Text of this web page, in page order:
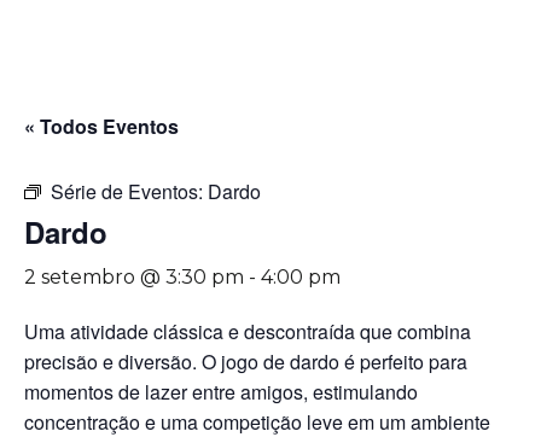
« Todos Eventos
Série de Eventos: Dardo
Dardo
2 setembro @ 3:30 pm - 4:00 pm
Uma atividade clássica e descontraída que combina
precisão e diversão. O jogo de dardo é perfeito para
momentos de lazer entre amigos, estimulando
concentração e uma competição leve em um ambiente